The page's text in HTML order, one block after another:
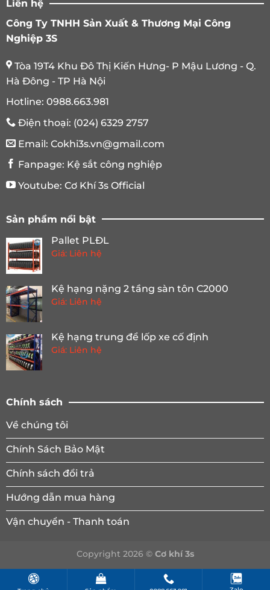
Liên hệ
Công Ty TNHH Sản Xuất & Thương Mại Công
Nghiệp 3S
Tòa 19T4 Khu Đô Thị Kiến Hưng- P Mậu Lương - Q.
Hà Đông - TP Hà Nội
Hotline: 0988.663.981
Điện thoại: (024) 6329 2757
Email: Cokhi3s.vn@gmail.com
Fanpage: Kệ sắt công nghiệp
Youtube: Cơ Khí 3s Official
Sản phẩm nổi bật
Pallet PLĐL
Giá: Liên hệ
Kệ hạng nặng 2 tầng sàn tôn C2000
Giá: Liên hệ
Kệ hạng trung để lốp xe cố định
Giá: Liên hệ
Chính sách
Về chúng tôi
Chính Sách Bảo Mật
Chính sách đổi trả
Hướng dẫn mua hàng
Vận chuyển - Thanh toán
Copyright 2026 © Cơ khí 3s